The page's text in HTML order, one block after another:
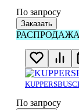
По запросу
Заказать
РАСПРОДАЖА
По запросу